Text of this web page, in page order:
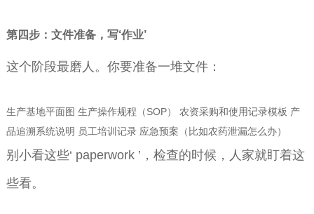
第四步：文件准备，写‘作业’
这个阶段最磨人。你要准备一堆文件：
生产基地平面图 生产操作规程（SOP） 农资采购和使用记录模板 产
品追溯系统说明 员工培训记录 应急预案（比如农药泄漏怎么办）
别小看这些‘ paperwork ’，检查的时候，人家就盯着这
些看。